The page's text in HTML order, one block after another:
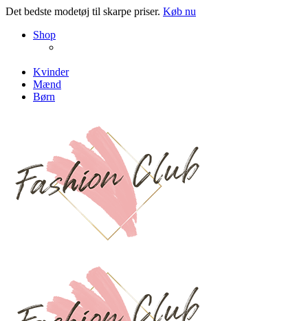
Det bedste modetøj til skarpe priser. Køb nu
Shop
Kvinder
Mænd
Børn